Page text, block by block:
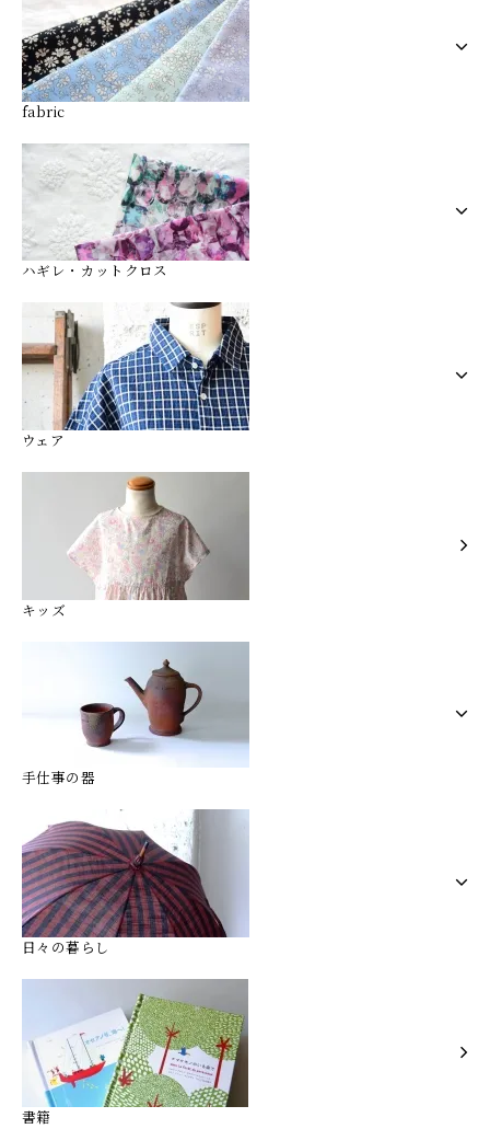
fabric
ハギレ・カットクロス
ウェア
キッズ
手仕事の器
日々の暮らし
書籍